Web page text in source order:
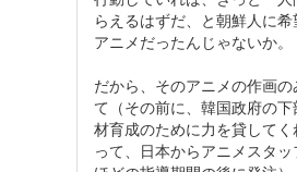
らえるはずだ、と朝鮮人に
アニメだったんじゃないか。
だから、そのアニメの作画
て（その前に、韓国政府の
材育成のために力を貸して
って、日本からアニメスタ